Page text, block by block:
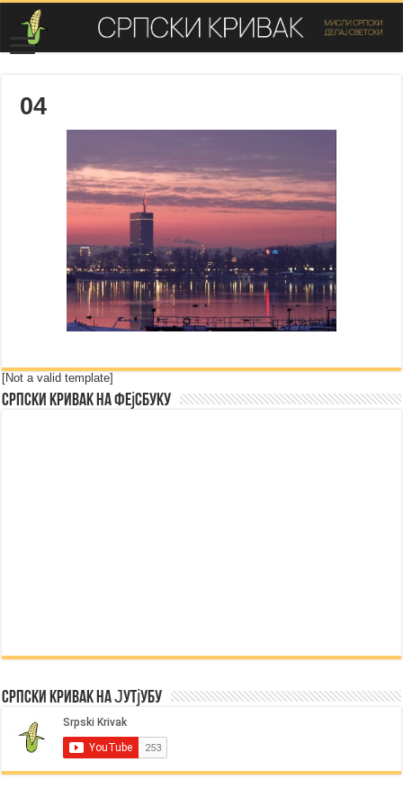
04
[Not a valid template]
Српски Кривак на Фејсбуку
Српски Кривак на Јутјубу